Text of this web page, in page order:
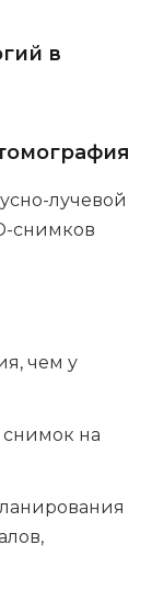
в
лучевой
снимков
чем у
снимок на